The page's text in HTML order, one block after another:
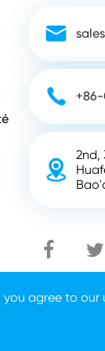



2nd,
agree to our